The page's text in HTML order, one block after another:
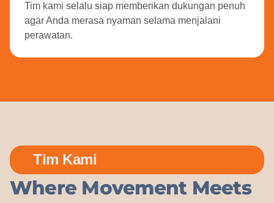
Tim kami selalu siap memberikan dukungan penuh
agar Anda merasa nyaman selama menjalani
perawatan.
Tim Kami
Where Movement Meets